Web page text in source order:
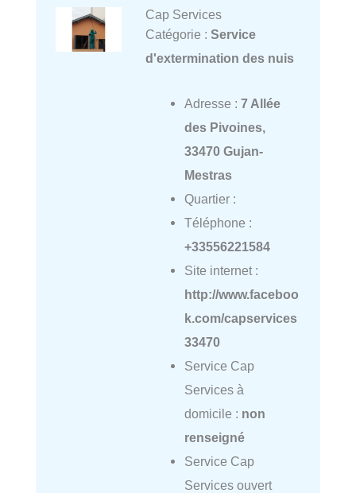
Cap Services
Catégorie : Service
d'extermination des nuis
Adresse : 7 Allée
des Pivoines,
33470 Gujan-
Mestras
Quartier :
Téléphone :
+33556221584
Site internet :
http://www.faceboo
k.com/capservices
33470
Service Cap
Services à
domicile : non
renseigné
Service Cap
Services ouvert